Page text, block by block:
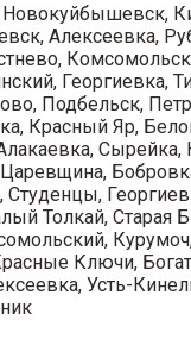
Новокуйбышевск,
Алексеевка,
Георгиевка,
Подбельск,
Красный Яр,
Сырейка,
Студенцы,
Толкай, Старая
Ключи,
Усть-